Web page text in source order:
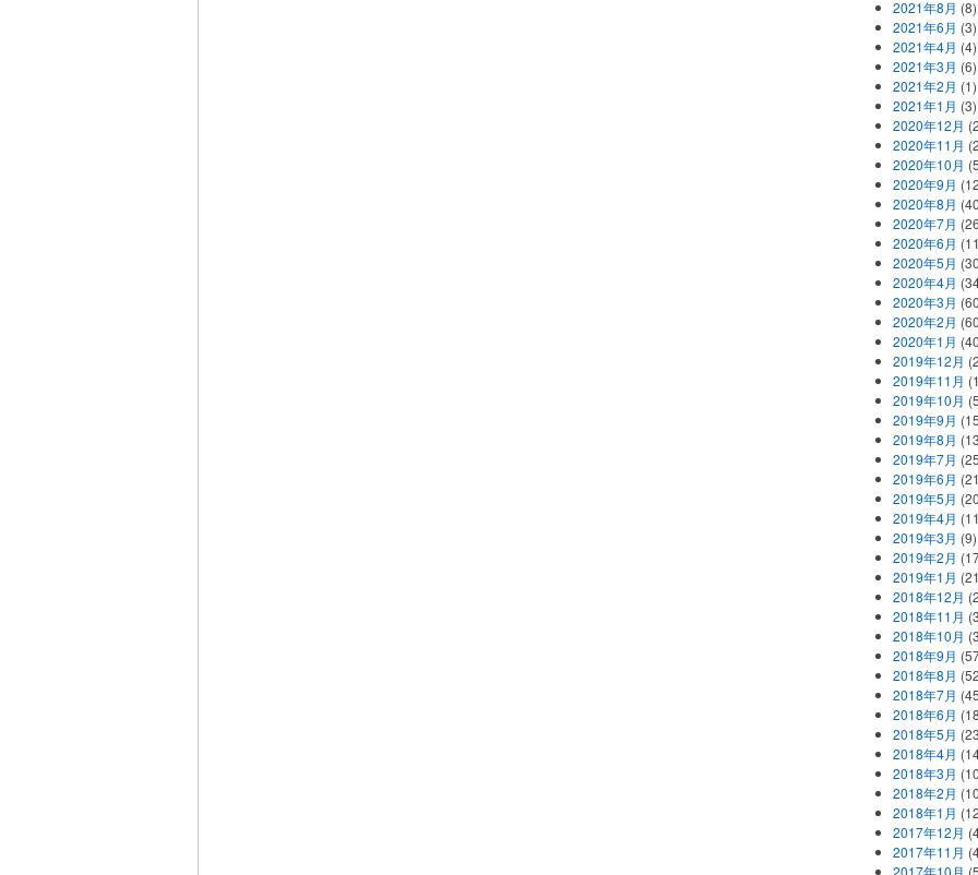
2021年8月 (8)
2021年6月 (3)
2021年4月 (4)
2021年3月 (6)
2021年2月 (1)
2021年1月 (3)
2020年12月
2020年11月
2020年10月
2020年9月
2020年8月
2020年7月
2020年6月
2020年5月
2020年4月
2020年3月
2020年2月
2020年1月
2019年12月
2019年11月
2019年10月
2019年9月
2019年8月
2019年7月
2019年6月
2019年5月
2019年4月
2019年3月 (9)
2019年2月
2019年1月
2018年12月
2018年11月
2018年10月
2018年9月
2018年8月
2018年7月
2018年6月
2018年5月
2018年4月
2018年3月
2018年2月
2018年1月
2017年12月
2017年11月
2017年10月